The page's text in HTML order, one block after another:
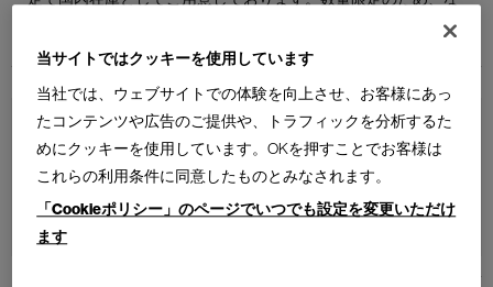
PROFESSIONAL
ONLINE STORE お問合せ
並べ替え：
件あります
当サイトではクッキーを使用しています
当社では、ウェブサイトでの体験を向上させ、お客様にあっ
たコンテンツや広告のご提供や、トラフィックを分析するた
めにクッキーを使用しています。OKを押すことでお客様は
これらの利用条件に同意したものとみなされます。
「Cookieポリシー」のページでいつでも設定を変更いただけ
ます